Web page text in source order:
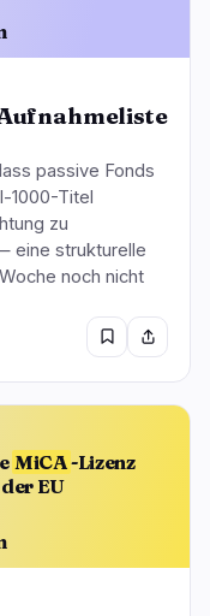
passive Fonds
1000-Titel
zu
eine strukturelle
noch nicht
MiCA-Lizenz
EU